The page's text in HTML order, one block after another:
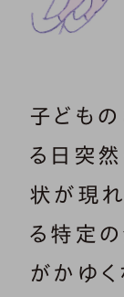
子どもの
る日突
状が現
る特定
がかゆ